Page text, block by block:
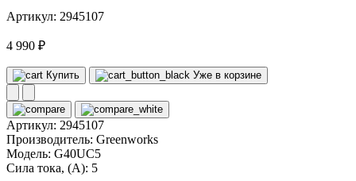
Артикул: 2945107
4 990 ₽
Купить Уже в корзине
Артикул: 2945107
Производитель: Greenworks
Модель: G40UC5
Сила тока, (А): 5